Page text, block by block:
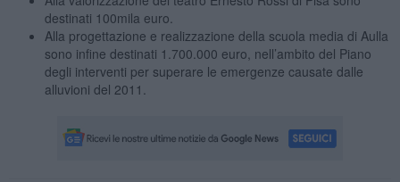
destinati 100mila euro.
Alla progettazione e realizzazione della scuola media di Aulla
sono infine destinati 1.700.000 euro, nell’ambito del Piano
degli interventi per superare le emergenze causate dalle
alluvioni del 2011.